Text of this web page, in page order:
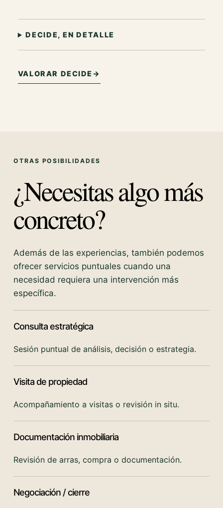
DECIDE, EN DETALLE
VALORAR DECIDE →
OTRAS POSIBILIDADES
¿Necesitas algo más
concreto?
Además de las experiencias, también podemos
ofrecer servicios puntuales cuando una
necesidad requiera una intervención más
específica.
Consulta estratégica
Sesión puntual de análisis, decisión o estrategia.
Visita de propiedad
Acompañamiento a visitas o revisión in situ.
Documentación inmobiliaria
Revisión de arras, compra o documentación.
Negociación / cierre